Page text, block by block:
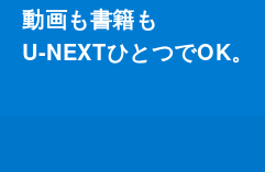
動画も書籍も
U-NEXTひとつでOK。